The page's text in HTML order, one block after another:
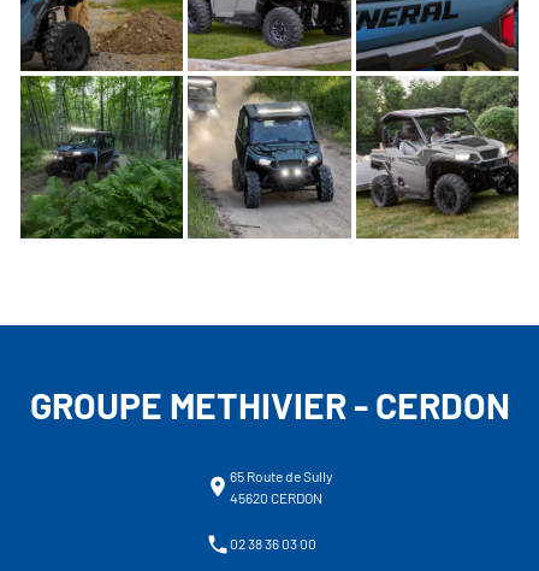
GROUPE METHIVIER - CERDON
65 Route de Sully
45620 CERDON
02 38 36 03 00